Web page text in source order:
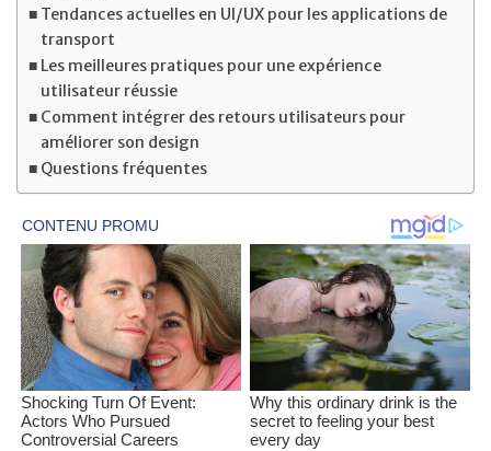
Tendances actuelles en UI/UX pour les applications de
transport
Les meilleures pratiques pour une expérience
utilisateur réussie
Comment intégrer des retours utilisateurs pour
améliorer son design
Questions fréquentes